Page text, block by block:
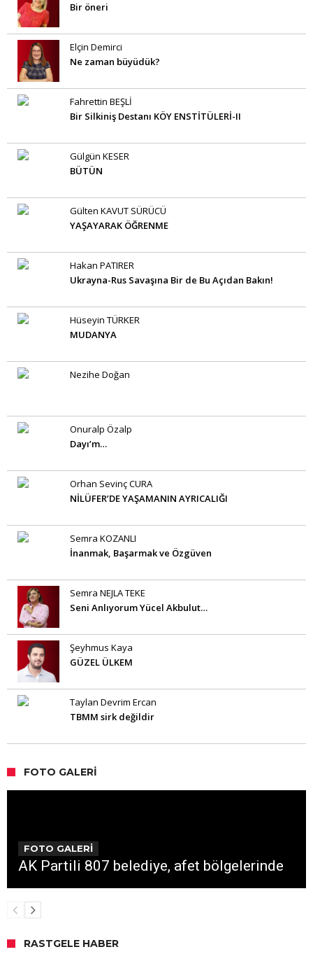
Bir öneri
Elçin Demirci
Ne zaman büyüdük?
Fahrettin BEŞLİ
Bir Silkiniş Destanı KÖY ENSTİTÜLERİ-II
Gülgün KESER
BÜTÜN
Gülten KAVUT SÜRÜCÜ
YAŞAYARAK ÖĞRENME
Hakan PATIRER
Ukrayna-Rus Savaşına Bir de Bu Açıdan Bakın!
Hüseyin TÜRKER
MUDANYA
Nezihe Doğan
Onuralp Özalp
Dayı’m…
Orhan Sevinç CURA
NİLÜFER’DE YAŞAMANIN AYRICALIĞI
Semra KOZANLI
İnanmak, Başarmak ve Özgüven
Semra NEJLA TEKE
Seni Anlıyorum Yücel Akbulut…
Şeyhmus Kaya
GÜZEL ÜLKEM
Taylan Devrim Ercan
TBMM sirk değildir
FOTO GALERI
FOTO GALERİ
AK Partili 807 belediye, afet bölgelerinde
RASTGELE HABER